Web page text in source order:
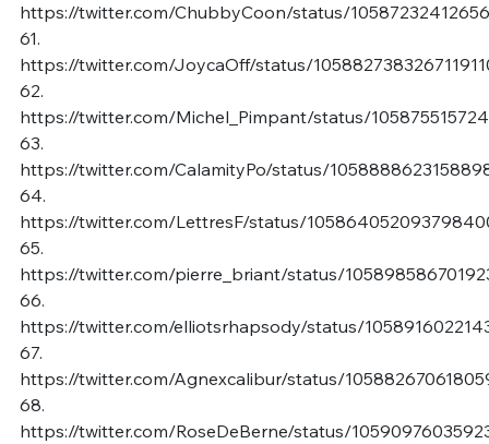
https://twitter.com/ChubbyCoon/status/
61.
https://twitter.com/JoycaOff/status/
62.
https://twitter.com/Michel_Pimpant/status/
63.
https://twitter.com/CalamityPo/status/
64.
https://twitter.com/LettresF/status/
65.
https://twitter.com/pierre_briant/status/
66.
https://twitter.com/elliotsrhapsody/status/
67.
https://twitter.com/Agnexcalibur/status/
68.
https://twitter.com/RoseDeBerne/status/